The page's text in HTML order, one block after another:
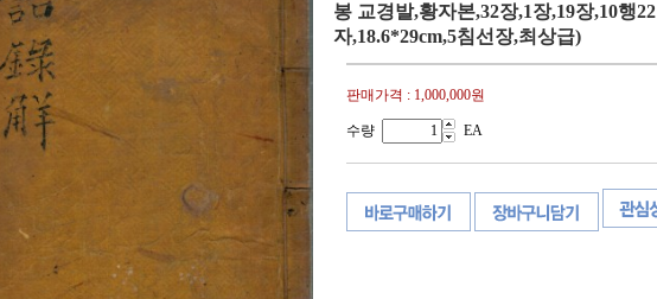
봉 교경발,황자본,32장,1장,19장,10행22
자,18.6*29cm,5침선장,최상급)
판매가격 : 1,000,000원
수량 EA